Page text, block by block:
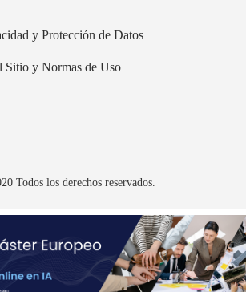
y Protección de Datos
Sitio y Normas de Uso
Todos los derechos reservados.